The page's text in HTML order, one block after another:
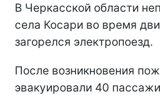
В Черкасской области
села Косари во время
загорелся электропоезд.
После возникновения
эвакуировали 40